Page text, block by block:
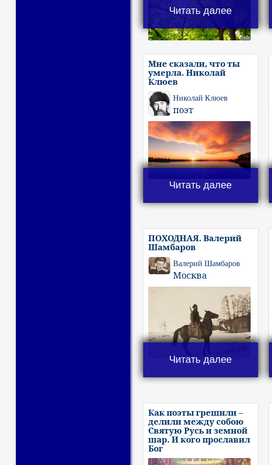
Читать далее
Мне сказали, что ты
умерла. Николай
Клюев
Николай Клюев
поэт
Читать далее
ПОХОДНАЯ. Валерий
Шамбаров
Валерий Шамбаров
Москва
Читать далее
Как поэты грешили –
делили между собою
Святую Русь и земной
шар. И кого прославил
Бог